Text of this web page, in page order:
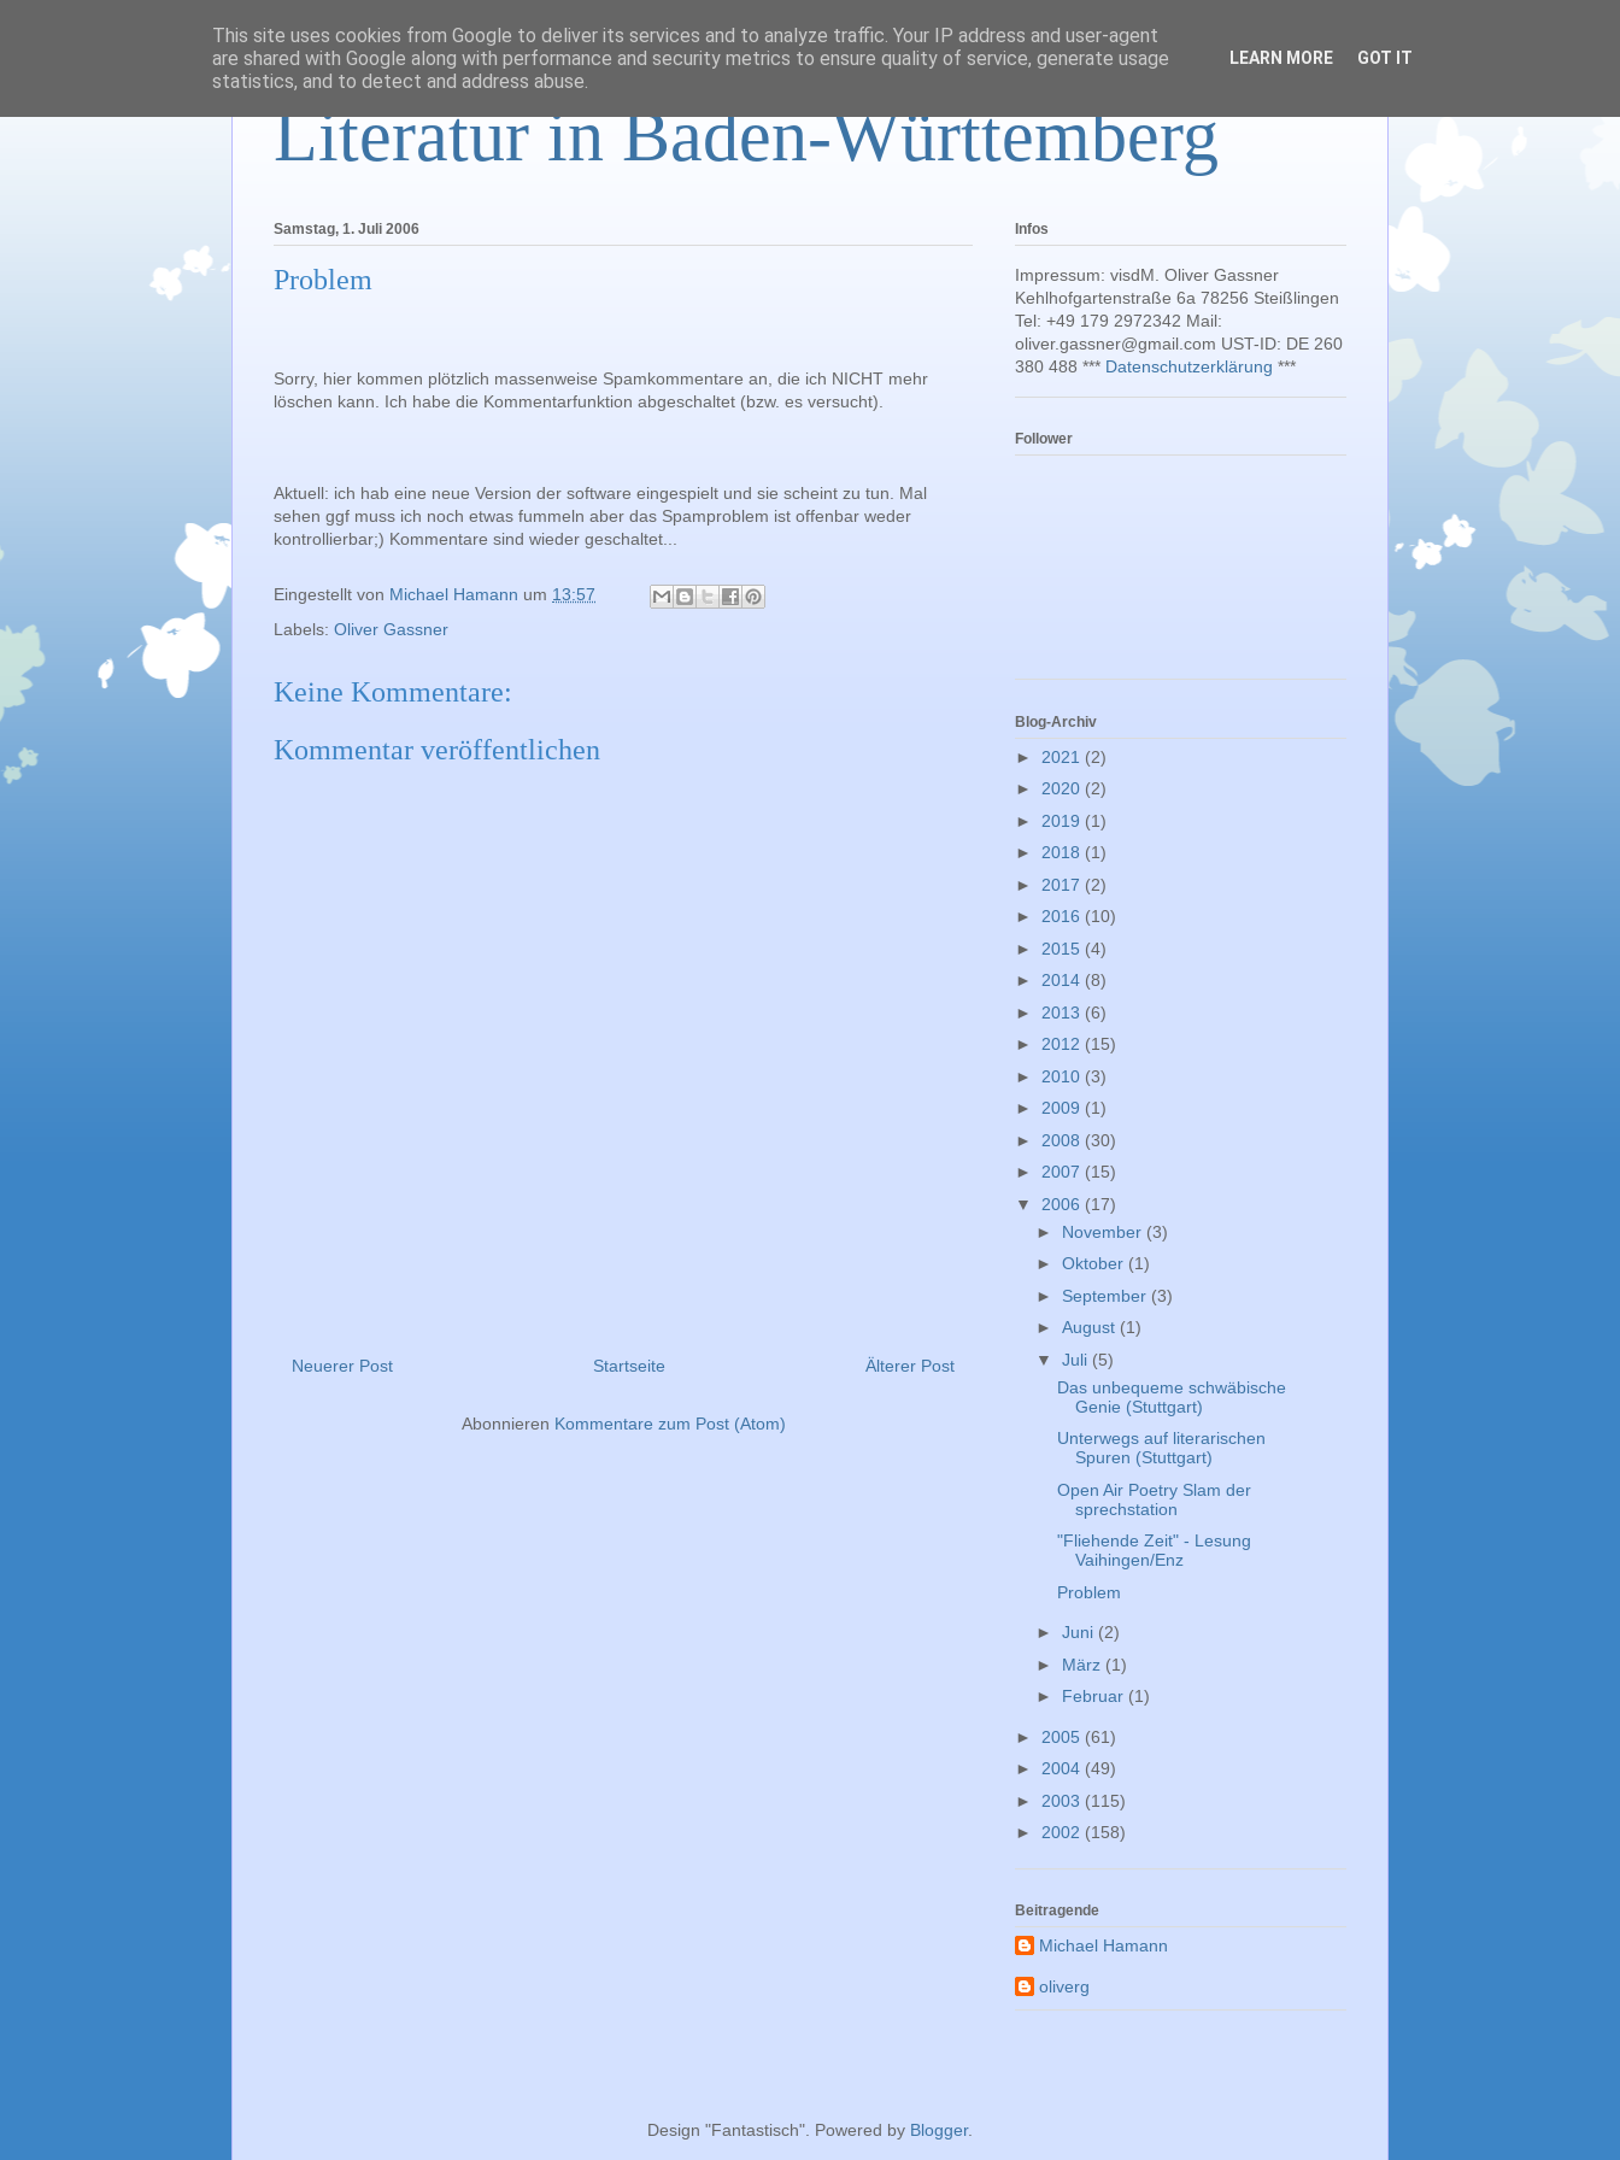
Literatur in Baden-Württemberg
Samstag, 1. Juli 2006
Problem
Sorry, hier kommen plötzlich massenweise Spamkommentare an, die ich NICHT mehr
löschen kann. Ich habe die Kommentarfunktion abgeschaltet (bzw. es versucht).
Aktuell: ich hab eine neue Version der software eingespielt und sie scheint zu tun. Mal
sehen ggf muss ich noch etwas fummeln aber das Spamproblem ist offenbar weder
kontrollierbar;) Kommentare sind wieder geschaltet...
Eingestellt von Michael Hamann um 13:57
Labels: Oliver Gassner
Keine Kommentare:
Kommentar veröffentlichen
Neuerer Post Älterer Post
Startseite
Abonnieren Kommentare zum Post (Atom)
Infos
Impressum: visdM. Oliver Gassner
Kehlhofgartenstraße 6a 78256 Steißlingen
Tel: +49 179 2972342 Mail:
oliver.gassner@gmail.com UST-ID: DE 260
380 488 *** Datenschutzerklärung ***
Follower
Blog-Archiv
► 2021 (2)
► 2020 (2)
► 2019 (1)
► 2018 (1)
► 2017 (2)
► 2016 (10)
► 2015 (4)
► 2014 (8)
► 2013 (6)
► 2012 (15)
► 2010 (3)
► 2009 (1)
► 2008 (30)
► 2007 (15)
▼ 2006 (17)
► November (3)
► Oktober (1)
► September (3)
► August (1)
▼ Juli (5)
Das unbequeme schwäbische
Genie (Stuttgart)
Unterwegs auf literarischen
Spuren (Stuttgart)
Open Air Poetry Slam der
sprechstation
"Fliehende Zeit" - Lesung
Vaihingen/Enz
Problem
► Juni (2)
► März (1)
► Februar (1)
► 2005 (61)
► 2004 (49)
► 2003 (115)
► 2002 (158)
Beitragende
Michael Hamann
oliverg
Design "Fantastisch". Powered by Blogger.
This site uses cookies from Google to deliver its services and to analyze traffic. Your IP address and user-agent
are shared with Google along with performance and security metrics to ensure quality of service, generate usage
statistics, and to detect and address abuse.
LEARN MORE GOT IT